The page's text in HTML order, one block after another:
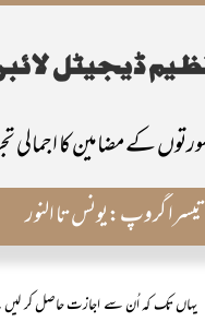
کے مضامین کا اجمالی
گروپ:یونس تا النور
یہاں تک کہ اُن سے اجازت حاصل کر لیں